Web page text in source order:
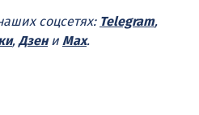
соцсетях: Telegram,
, Дзени Max.